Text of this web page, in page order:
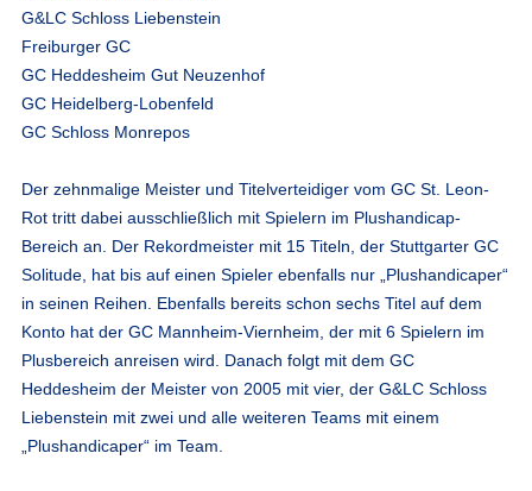
G&LC Schloss Liebenstein
Freiburger GC
GC Heddesheim Gut Neuzenhof
GC Heidelberg-Lobenfeld
GC Schloss Monrepos
Der zehnmalige Meister und Titelverteidiger vom GC St. Leon-
Rot tritt dabei ausschließlich mit Spielern im Plushandicap-
Bereich an. Der Rekordmeister mit 15 Titeln, der Stuttgarter GC
Solitude, hat bis auf einen Spieler ebenfalls nur „Plushandicaper“
in seinen Reihen. Ebenfalls bereits schon sechs Titel auf dem
Konto hat der GC Mannheim-Viernheim, der mit 6 Spielern im
Plusbereich anreisen wird. Danach folgt mit dem GC
Heddesheim der Meister von 2005 mit vier, der G&LC Schloss
Liebenstein mit zwei und alle weiteren Teams mit einem
„Plushandicaper“ im Team.